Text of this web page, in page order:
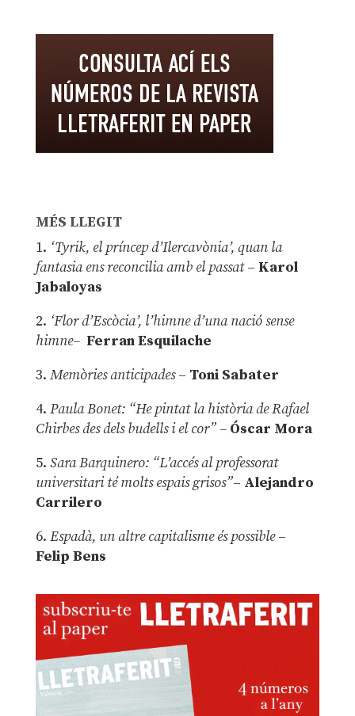
MÉS LLEGIT
1. ‘Tyrik, el príncep d’Ilercavònia’, quan la
fantasia ens reconcilia amb el passat– Karol
Jabaloyas
2. ‘Flor d’Escòcia’, l’himne d’una nació sense
himne– Ferran Esquilache
3. Memòries anticipades– Toni Sabater
4. Paula Bonet: “He pintat la història de Rafael
Chirbes des dels budells i el cor” –Óscar Mora
5. Sara Barquinero: “L’accés al professorat
universitari té molts espais grisos”– Alejandro
Carrilero
6. Espadà, un altre capitalisme és possible –
Felip Bens